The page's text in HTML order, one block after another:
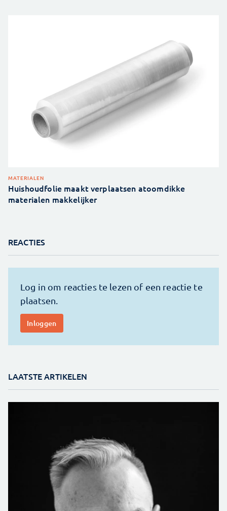
MATERIALEN
Huishoudfolie maakt verplaatsen atoomdikke
materialen makkelijker
REACTIES
LAATSTE ARTIKELEN